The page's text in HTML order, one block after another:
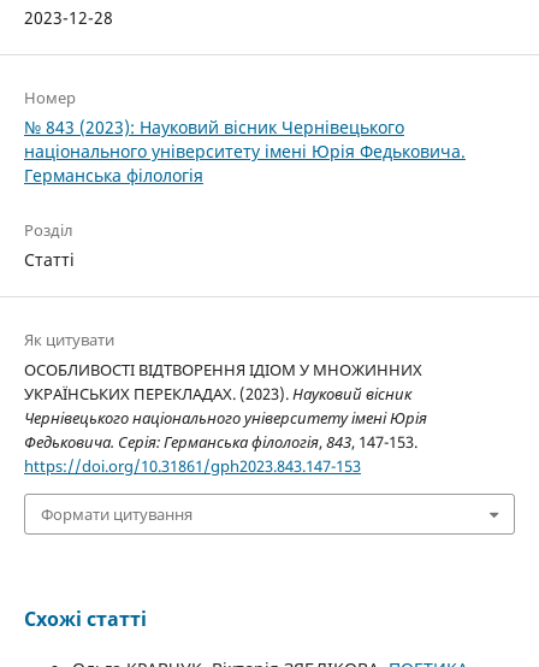
2023-12-28
Номер
№ 843 (2023): Науковий вісник Чернівецького
національного університету імені Юрія Федьковича.
Германська філологія
Розділ
Статті
Як цитувати
ОСОБЛИВОСТІ ВІДТВОРЕННЯ ІДІОМ У МНОЖИННИХ
УКРАЇНСЬКИХ ПЕРЕКЛАДАХ. (2023).Науковий вісник
Чернівецького національного університету імені Юрія
Федьковича. Серія: Германська філологія,843, 147-153.
https://doi.org/10.31861/gph2023.843.147-153
Формати цитування
Схожі статті